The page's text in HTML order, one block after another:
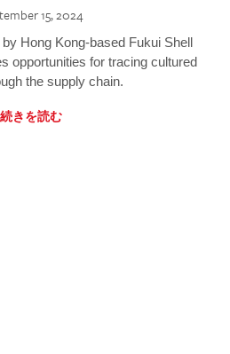
15, 2024
Hong Kong-based Fukui Shell
opportunities for tracing cultured
the supply chain.
続きを読む